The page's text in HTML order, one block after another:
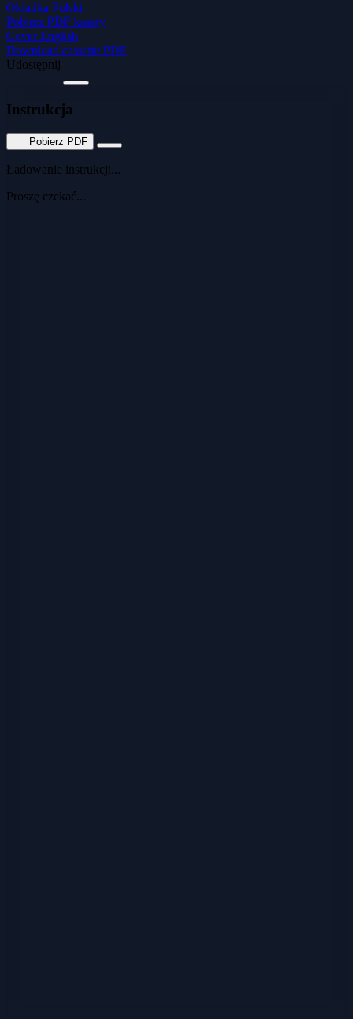
Okładka Polski
Pobierz PDF kasety
Cover English
Download cassette PDF
Udostępnij
Instrukcja
Pobierz PDF
Ładowanie instrukcji...
Proszę czekać...